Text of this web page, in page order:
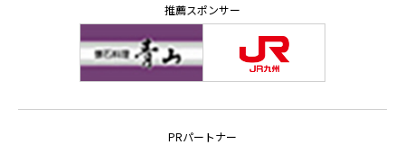
推薦スポンサー
PRパートナー